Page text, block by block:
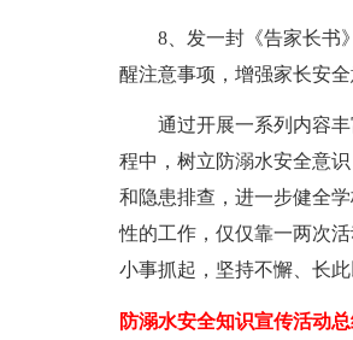
8、发一封《告家长书
醒注意事项，增强家长安
通过开展一系列内容
程中，树立防溺水安全意
和隐患排查，进一步健全
性的工作，仅仅靠一两次
小事抓起，坚持不懈、长
防溺水安全知识宣传活动